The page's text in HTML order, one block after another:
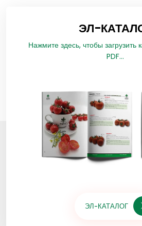
ЭЛ-
Нажмите здесь, чтобы загрузить
PDF...
ЭЛ-КАТАЛОГ